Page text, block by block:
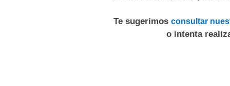
Te sugerimos consultar
o intenta